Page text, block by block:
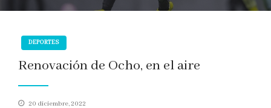
DEPORTES
Renovación de Ocho, en el aire
Publicado
20 diciembre, 2022